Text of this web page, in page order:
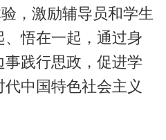
，激励辅导员和学生
悟在一起，通过身
践行思政，促进学
中国特色社会主义